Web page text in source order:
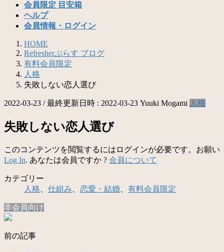
会員限定 目安箱
ヘルプ
会員情報・ログイン
HOME
Refresherぷらす ブログ
有料会員限定
人格
失敗しない恋人選び
2022-03-23 / 最終更新日時 : 2022-03-23 Yuuki Mogami 人格
失敗しない恋人選び
このコンテンツを閲覧するにはログインが必要です。お願い
Log In. あなたは会員ですか ? 会員について
カテゴリー
人格
仕組み 恋愛・結婚 有料会員限定
非会員向け
前の記事